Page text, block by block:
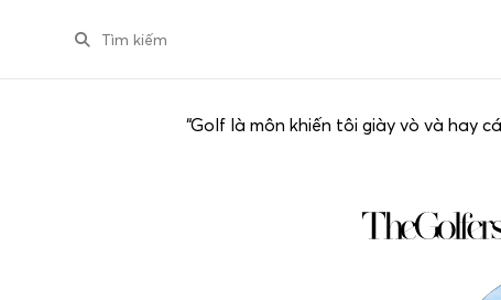
“Golf là môn khiến tôi giày vò và hay